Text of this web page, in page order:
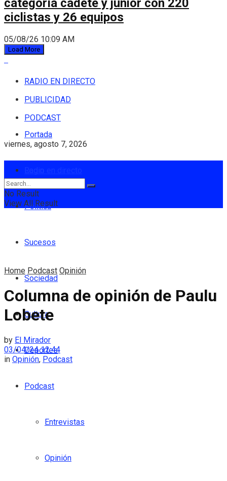
categoría cadete y júnior con 220
ciclistas y 26 equipos
05/08/26 10:09 AM
Load More
RADIO EN DIRECTO
PUBLICIDAD
PODCAST
viernes, agosto 7, 2026
Portada
Política
Sucesos
Sociedad
Cultura
Deportes
Podcast
Entrevistas
Opinión
No Result
View All Result
Home Podcast Opinión
Columna de opinión de Paulu
Lobete
by El Mirador
03/04/24 12:44
in Opinión, Podcast